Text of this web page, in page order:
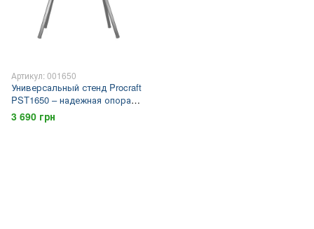
Артикул: 001650
Универсальный стенд Procraft
PST1650 – надежная опора
для станков
3 690 грн